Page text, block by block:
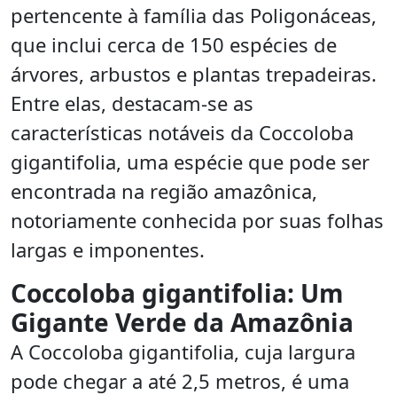
pertencente à família das Poligonáceas,
que inclui cerca de 150 espécies de
árvores, arbustos e plantas trepadeiras.
Entre elas, destacam-se as
características notáveis da Coccoloba
gigantifolia, uma espécie que pode ser
encontrada na região amazônica,
notoriamente conhecida por suas folhas
largas e imponentes.
Coccoloba gigantifolia: Um
Gigante Verde da Amazônia
A Coccoloba gigantifolia, cuja largura
pode chegar a até 2,5 metros, é uma